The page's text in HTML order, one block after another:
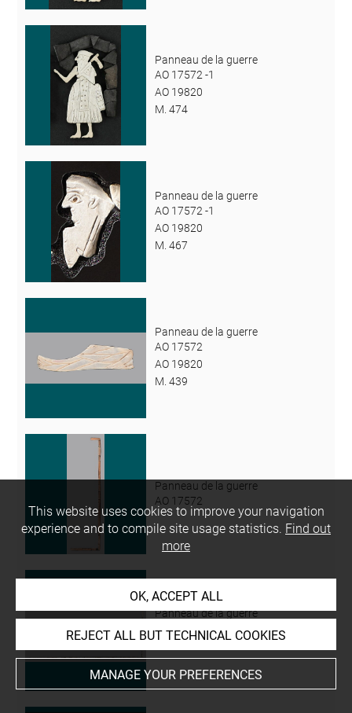
Panneau de la guerre
AO 17572 -1
AO 19820
M. 474
Panneau de la guerre
AO 17572 -1
AO 19820
M. 467
Panneau de la guerre
AO 17572
AO 19820
M. 439
Panneau de la guerre
AO 17572
Panneau de la guerre
AO 17572
This website uses cookies to improve your navigation
experience and to compile site usage statistics. Find out
more
OK, ACCEPT ALL
REJECT ALL BUT TECHNICAL COOKIES
MANAGE YOUR PREFERENCES